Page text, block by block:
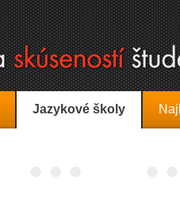
Jazykové školy